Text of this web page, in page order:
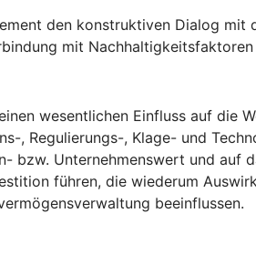
den konstruktiven Dialog
mit
wesentlichen Einfluss auf die
, Regulierungs-, Klage- und
bzw. Unternehmenswert und auf
führen, die wiederum
beeinflussen.